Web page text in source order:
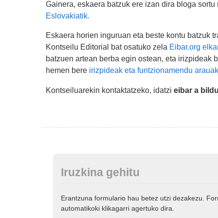
Gainera, eskaera batzuk ere izan dira bloga
Eslovakiatik.
Eskaera horien inguruan eta beste kontu batzuk
Kontseilu Editorial bat osatuko zela Eibar.org
batzuen artean berba egin ostean, eta irizpideak
hemen bere irizpideak eta funtzionamendu
Kontseiluarekin kontaktatzeko, idatzi eibar a
Iruzkina gehitu
Erantzuna formulario hau betez utzi dezakezu.
automatikoki klikagarri agertuko dira.